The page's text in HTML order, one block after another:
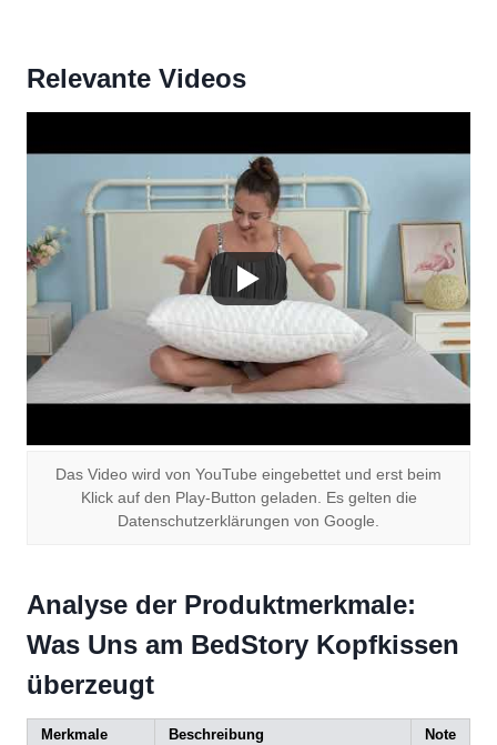
Relevante Videos
Das Video wird von YouTube eingebettet und erst beim
Klick auf den Play-Button geladen. Es gelten die
Datenschutzerklärungen von Google.
Analyse der Produktmerkmale:
Was Uns am BedStory Kopfkissen
überzeugt
Merkmale Beschreibung Note